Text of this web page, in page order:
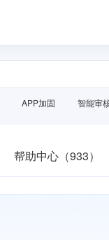
APP加固 智能审
帮助中心（933）